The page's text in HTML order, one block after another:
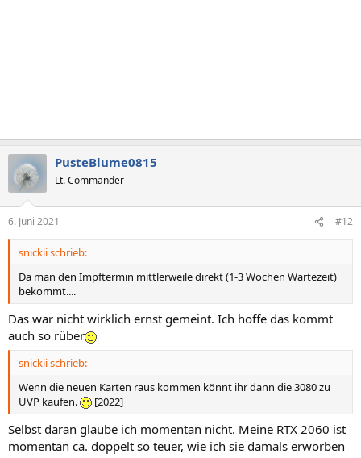
PusteBlume0815
Lt. Commander
6. Juni 2021 #12
snickii schrieb:
Da man den Impftermin mittlerweile direkt (1-3 Wochen Wartezeit)
bekommt....
Das war nicht wirklich ernst gemeint. Ich hoffe das kommt
auch so rüber
snickii schrieb:
Wenn die neuen Karten raus kommen könnt ihr dann die 3080 zu
UVP kaufen.
[2022]
Selbst daran glaube ich momentan nicht. Meine RTX 2060 ist
momentan ca. doppelt so teuer, wie ich sie damals erworben